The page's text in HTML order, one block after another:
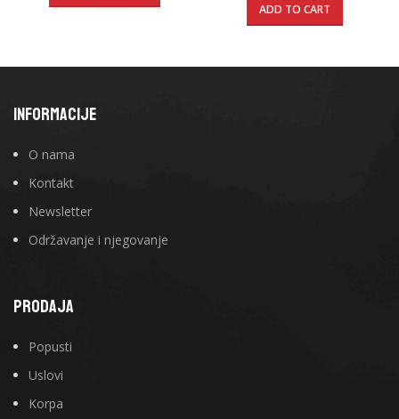
ADD TO CART
INFORMACIJE
O nama
Kontakt
Newsletter
Održavanje i njegovanje
PRODAJA
Popusti
Uslovi
Korpa